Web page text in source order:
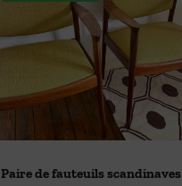
Paire de fauteuils scandinaves